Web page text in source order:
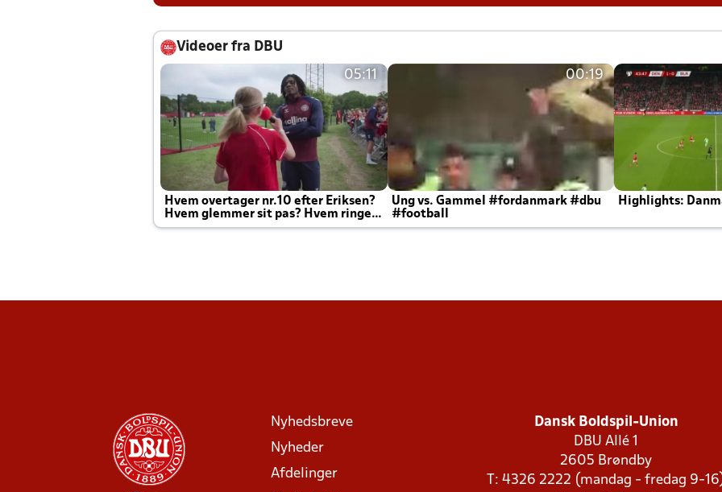
Videoer fra DBU
05:11
Hvem overtager nr.10 efter Eriksen?
Hvem glemmer sit pas? Hvem ringer
Joachim altid til efter kampe?
00:19
Ung vs. Gammel #fordanmark #dbu
#football
Highlights:
Nyhedsbreve
Nyheder
Afdelinger
Dansk Boldspil-Union
DBU Allé 1
2605 Brøndby
T: 4326 2222 (mandag - fredag 9-